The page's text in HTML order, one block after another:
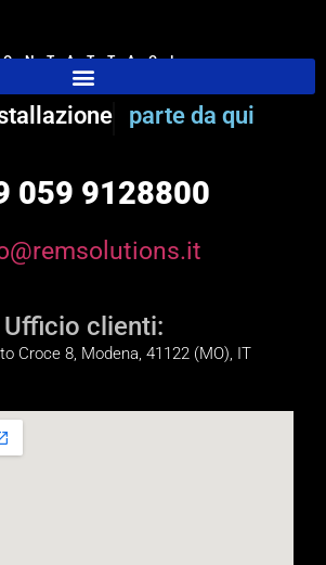
parte da qui
059 9128800
Ufficio clienti:
Croce 8, Modena, 41122 (MO), IT